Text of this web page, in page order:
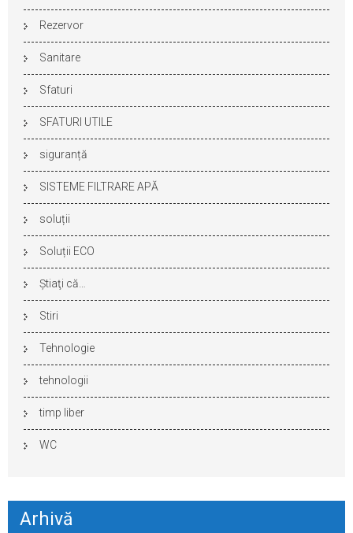
Rezervor
Sanitare
Sfaturi
SFATURI UTILE
siguranță
SISTEME FILTRARE APĂ
soluții
Soluții ECO
Ştiaţi că…
Stiri
Tehnologie
tehnologii
timp liber
WC
Arhivă